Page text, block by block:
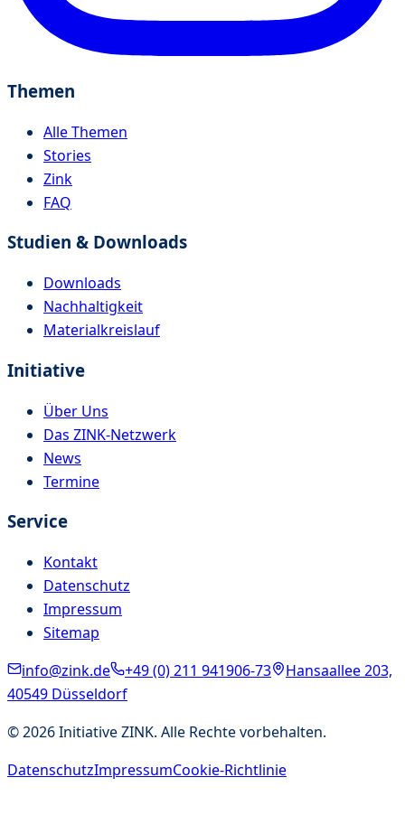
Themen
Alle Themen
Stories
Zink
FAQ
Studien & Downloads
Downloads
Nachhaltigkeit
Materialkreislauf
Initiative
Über Uns
Das ZINK-Netzwerk
News
Termine
Service
Kontakt
Datenschutz
Impressum
Sitemap
info@zink.de
+49 (0) 211 941906-73
Hansaallee 203,
40549 Düsseldorf
©2026Initiative ZINK. Alle Rechte vorbehalten.
DatenschutzImpressumCookie-Richtlinie